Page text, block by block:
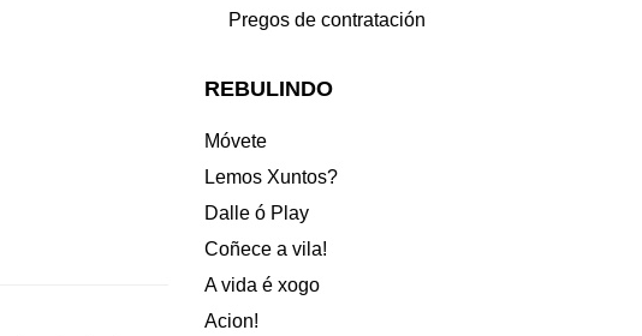
Pregos de contratación
REBULINDO
Móvete
Lemos Xuntos?
Dalle ó Play
Coñece a vila!
A vida é xogo
Acion!